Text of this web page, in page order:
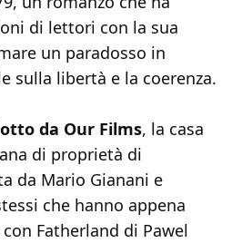
di lettori con la sua
un paradosso in
sulla libertà e la coerenza.
da Our Films, la casa
di proprietà di
da Mario Gianani e
che hanno appena
Fatherland di Pawel